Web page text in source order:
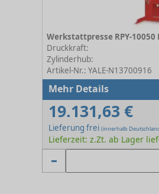
Werkstattpresse RPY-10050
Druckkraft:
Zylinderhub:
Artikel-Nr.: YALE-N13700916
Mehr Details
19.131,63 €
Lieferung frei (innerhalb
Lieferzeit: z.Zt. ab Lager